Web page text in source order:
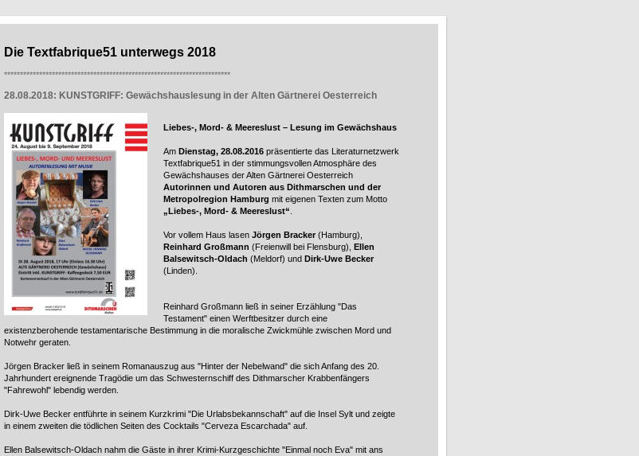
Die Textfabrique51 unterwegs 2018
***********************************************************************
28.08.2018: KUNSTGRIFF: Gewächshauslesung in der Alten Gärtnerei Oesterreich
Liebes-, Mord- & Meereslust – Lesung im Gewächshaus
Am Dienstag, 28.08.2016 präsentierte das Literaturnetzwerk
Textfabrique51 in der stimmungsvollen Atmosphäre des
Gewächshauses der Alten Gärtnerei Oesterreich
Autorinnen und Autoren aus Dithmarschen und der
Metropolregion Hamburg mit eigenen Texten zum Motto
„Liebes-, Mord- & Meereslust“
Vor vollem Haus lasen Jörgen Bracker (Hamburg),
Reinhard Großmann (Freienwill bei Flensburg), Ellen
Balsewitsch-Oldach (Meldorf) und Dirk-Uwe Becker
(Linden).
Reinhard Großmann ließ in seiner Erzählung "Das
Testament" einen Werftbesitzer durch eine
existenzberohende testamentarische Bestimmung in die moralische Zwickmühle zwischen Mord und
Notwehr geraten.
Jörgen Bracker ließ in seinem Romanauszug aus "Hinter der Nebelwand" die sich Anfang des 20.
Jahrhundert ereignende Tragödie um das Schwesternschiff des Dithmarscher Krabbenfängers
"Fahrewohl" lebendig werden.
Dirk-Uwe Becker entführte in seinem Kurzkrimi "Die Urlabsbekannschaft" auf die Insel Sylt und zeigte
in einem zweiten die tödlichen Seiten des Cocktails "Cerveza Escarchada" auf.
Ellen Balsewitsch-Oldach nahm die Gäste in ihrer Krimi-Kurzgeschichte "Einmal noch Eva" mit ans